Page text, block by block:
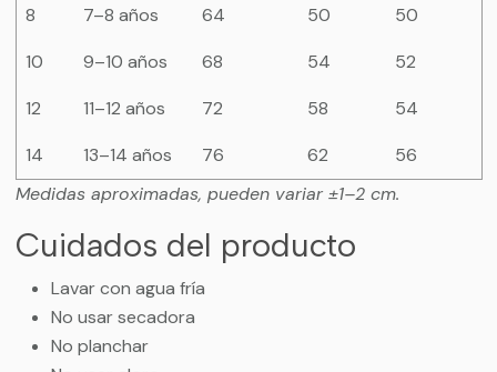
8
7–8 años 64 50
50
10
9–10 años 68 54
52
12
11–12 años 72 58
54
14
13–14 años 76 62
56
Medidas aproximadas, pueden variar ±1–2 cm.
Cuidados del producto
Lavar con agua fría
No usar secadora
No planchar